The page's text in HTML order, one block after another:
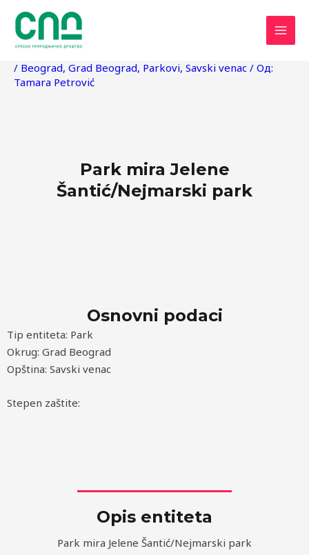
садржај
/ Beograd, Grad Beograd, Parkovi, Savski venac / Од:
Tamara Petrović
Park mira Jelene
Šantić/Nejmarski park
Osnovni podaci
Tip entiteta: Park
Okrug: Grad Beograd
Opština: Savski venac
Stepen zaštite:
Opis entiteta
Park mira Jelene Šantić/Nejmarski park
navigation